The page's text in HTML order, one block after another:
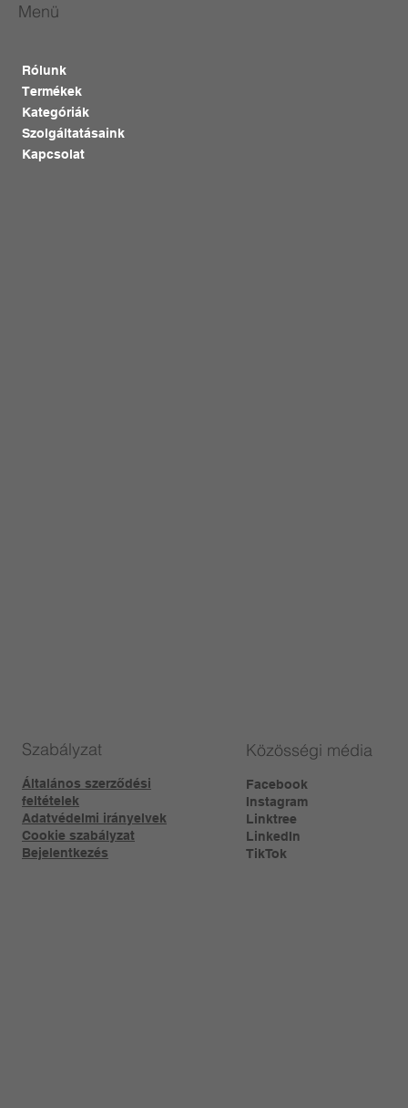
Szabályzat
Általános szerződési
feltételek
Adatvédelmi irányelvek
Cookie szabályzat
Bejelentkezés
Menü
Rólunk
Termékek
Kategóriák
Szolgáltatásaink
Kapcsolat
Közösségi média
Facebook
Instagram
Linktree​
LinkedIn
TikTok